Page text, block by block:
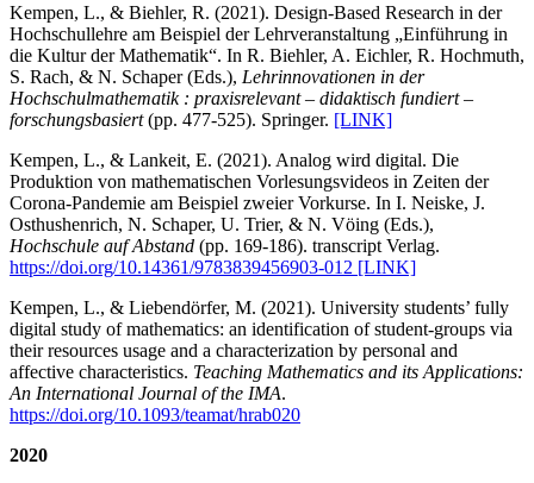
Kempen, L., & Biehler, R. (2021). Design-Based Research in der
Hochschullehre am Beispiel der Lehrveranstaltung „Einführung in
die Kultur der Mathematik“. In R. Biehler, A. Eichler, R. Hochmuth,
S. Rach, & N. Schaper (Eds.), Lehrinnovationen in der
Hochschulmathematik : praxisrelevant – didaktisch fundiert –
forschungsbasiert(pp. 477-525). Springer. [LINK]
Kempen, L., & Lankeit, E. (2021). Analog wird digital. Die
Produktion von mathematischen Vorlesungsvideos in Zeiten der
Corona-Pandemie am Beispiel zweier Vorkurse. In I. Neiske, J.
Osthushenrich, N. Schaper, U. Trier, & N. Vöing (Eds.),
Hochschule auf Abstand (pp. 169-186). transcript Verlag.
https://doi.org/10.14361/9783839456903-012 [LINK]
Kempen, L., & Liebendörfer, M. (2021). University students’ fully
digital study of mathematics: an identification of student-groups via
their resources usage and a characterization by personal and
affective characteristics. Teaching Mathematics and its Applications:
An International Journal of the IMA.
https://doi.org/10.1093/teamat/hrab020
2020